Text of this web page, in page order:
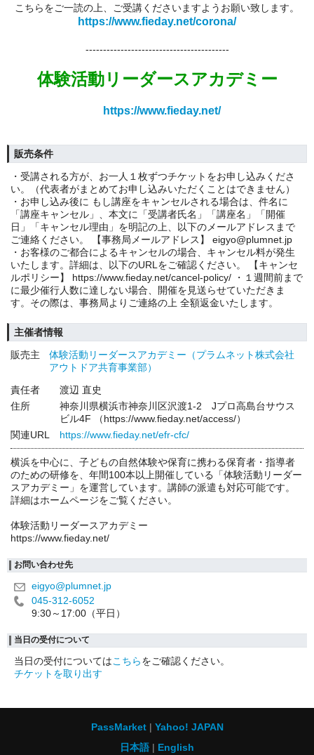
こちらをご一読の上、ご受講くださいますようお願い致します。
https://www.fieday.net/corona/
-----------------------------------------
体験活動リーダースアカデミー
https://www.fieday.net/
販売条件
・受講される方が、お一人１枚ずつチケットをお申し込みくださ
い。（代表者がまとめてお申し込みいただくことはできません）
・お申し込み後に もし講座をキャンセルされる場合は、件名に
「講座キャンセル」、本文に「受講者氏名」「講座名」「開催
日」「キャンセル理由」を明記の上、以下のメールアドレスまで
ご連絡ください。 【事務局メールアドレス】 eigyo@plumnet.jp
・お客様のご都合によるキャンセルの場合、キャンセル料が発生
いたします。詳細は、以下のURLをご確認ください。 【キャンセ
ルポリシー】 https://www.fieday.net/cancel-policy/ ・１週間前まで
に最少催行人数に達しない場合、開催を見送らせていただきま
す。その際は、事務局よりご連絡の上 全額返金いたします。
主催者情報
販売主
体験活動リーダースアカデミー（プラムネット株式会社
アウトドア共育事業部）
責任者
渡辺 直史
住所
神奈川県横浜市神奈川区沢渡1-2 Jプロ高島台サウス
ビル4F （https://www.fieday.net/access/）
関連URL
https://www.fieday.net/efr-cfc/
横浜を中心に、子どもの自然体験や保育に携わる保育者・指導者
のための研修を、年間100本以上開催している「体験活動リーダー
スアカデミー」を運営しています。講師の派遣も対応可能です。
詳細はホームページをご覧ください。
体験活動リーダースアカデミー
https://www.fieday.net/
お問い合わせ先
eigyo@plumnet.jp
045-312-6052
9:30～17:00（平日）
当日の受付について
当日の受付についてはこちらをご確認ください。
チケットを取り出す
PassMarket
Yahoo! JAPAN
日本語
English